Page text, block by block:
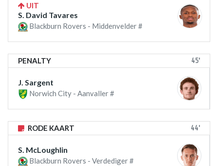
UIT
S. David Tavares
Blackburn Rovers - Middenvelder #
PENALTY 45'
J. Sargent
Norwich City - Aanvaller #
RODE KAART 44'
S. McLoughlin
Blackburn Rovers - Verdediger #